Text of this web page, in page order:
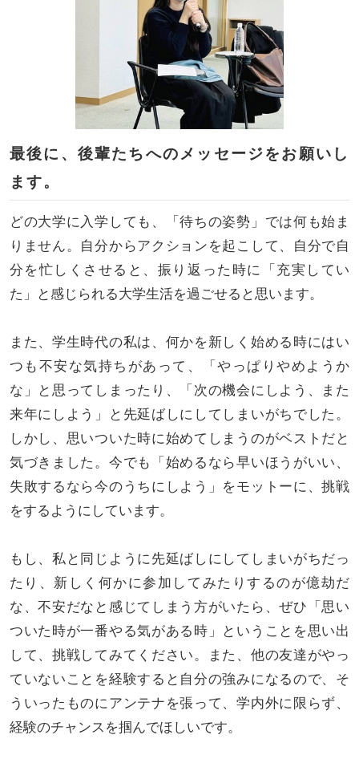
最後に、後輩たちへのメッセージをお願いし
ます。
どの大学に入学しても、「待ちの姿勢」では何も始ま
りません。自分からアクションを起こして、自分で自
分を忙しくさせると、振り返った時に「充実してい
た」と感じられる大学生活を過ごせると思います。
また、学生時代の私は、何かを新しく始める時にはい
つも不安な気持ちがあって、「やっぱりやめようか
な」と思ってしまったり、「次の機会にしよう、また
来年にしよう」と先延ばしにしてしまいがちでした。
しかし、思いついた時に始めてしまうのがベストだと
気づきました。今でも「始めるなら早いほうがいい、
失敗するなら今のうちにしよう」をモットーに、挑戦
をするようにしています。
もし、私と同じように先延ばしにしてしまいがちだっ
たり、新しく何かに参加してみたりするのが億劫だ
な、不安だなと感じてしまう方がいたら、ぜひ「思い
ついた時が一番やる気がある時」ということを思い出
して、挑戦してみてください。また、他の友達がやっ
ていないことを経験すると自分の強みになるので、そ
ういったものにアンテナを張って、学内外に限らず、
経験のチャンスを掴んでほしいです。